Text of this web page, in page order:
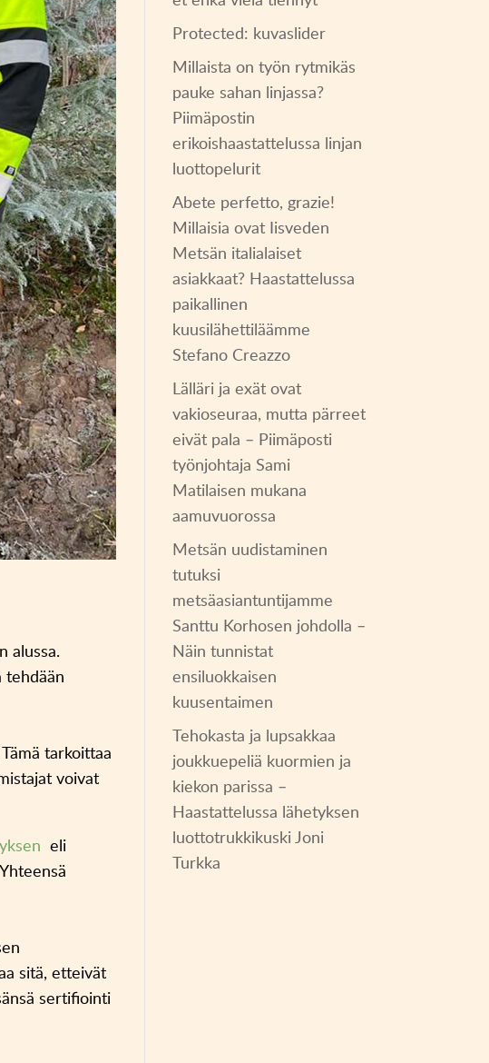
alussa.
tehdään
tarkoittaa
voivat
eli
sitä, etteivät
sertifiointi
Protected: kuvaslider
Millaista on työn rytmikäs
pauke sahan linjassa?
Piimäpostin
erikoishaastattelussa linjan
luottopelurit
Abete perfetto, grazie!
Millaisia ovat Iisveden
Metsän italialaiset
asiakkaat? Haastattelussa
paikallinen
kuusilähettiläämme
Stefano Creazzo
Lälläri ja exät ovat
vakioseuraa, mutta pärreet
eivät pala – Piimäposti
työnjohtaja Sami
Matilaisen mukana
aamuvuorossa
Metsän uudistaminen
tutuksi
metsäasiantuntijamme
Santtu Korhosen johdolla –
Näin tunnistat
ensiluokkaisen
kuusentaimen
Tehokasta ja lupsakkaa
joukkuepeliä kuormien ja
kiekon parissa –
Haastattelussa lähetyksen
luottotrukkikuski Joni
Turkka